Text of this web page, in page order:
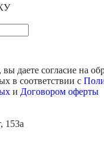
даете согласие на
в соответствии с
и Договором оферты
153а